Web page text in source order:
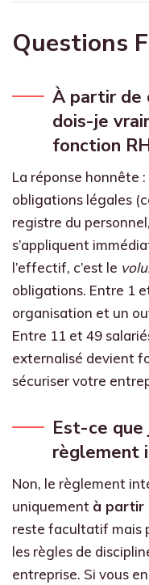
Questions
À partir de
dois-je
fonction
La réponse honnête :
obligations légales
registre du
s’appliquent
l’effectif, c’est le
obligations. Entre 1
organisation et un
Entre 11 et 49
externalisé devient
sécuriser votre
Est-ce que
règlement
Non, le règlement
uniquement à partir
reste facultatif mais
les règles de
entreprise. Si vous